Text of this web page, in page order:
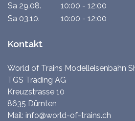
Sa 29.08.
10:00 - 12:00
Sa 03.10.
10:00 - 12:00
Kontakt
World of Trains Modelleisenbahn
TGS Trading AG
Kreuzstrasse 10
8635 Dürnten
Mail: info@world-of-trains.ch